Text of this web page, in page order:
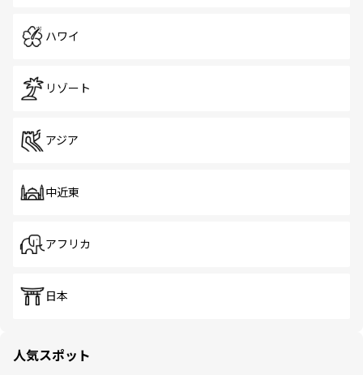
ハワイ
リゾート
アジア
中近東
アフリカ
日本
人気スポット